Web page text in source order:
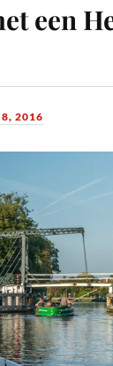
een
8, 2016